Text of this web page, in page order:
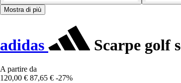
Mostra di più
adidas Scarpe golf
A partire da
120,00 € 87,65 € -27%